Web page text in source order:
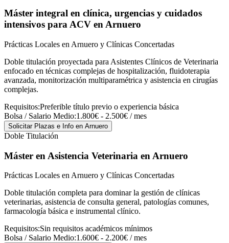
Máster integral en clínica, urgencias y cuidados
intensivos para ACV en Arnuero
Prácticas Locales en Arnuero y Clínicas Concertadas
Doble titulación proyectada para Asistentes Clínicos de Veterinaria
enfocado en técnicas complejas de hospitalización, fluidoterapia
avanzada, monitorización multiparamétrica y asistencia en cirugías
complejas.
Requisitos:Preferible título previo o experiencia básica
Bolsa / Salario Medio:1.800€ - 2.500€ / mes
Solicitar Plazas e Info en Arnuero
Doble Titulación
Máster en Asistencia Veterinaria en Arnuero
Prácticas Locales en Arnuero y Clínicas Concertadas
Doble titulación completa para dominar la gestión de clínicas
veterinarias, asistencia de consulta general, patologías comunes,
farmacología básica e instrumental clínico.
Requisitos:Sin requisitos académicos mínimos
Bolsa / Salario Medio:1.600€ - 2.200€ / mes